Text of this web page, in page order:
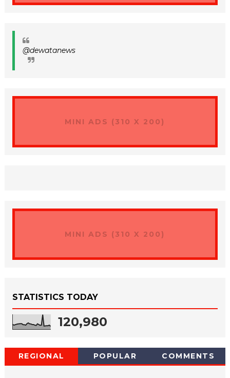
@dewatanews
MINI ADS (310 X 200)
MINI ADS (310 X 200)
STATISTICS TODAY
120,980
REGIONAL POPULAR COMMENTS